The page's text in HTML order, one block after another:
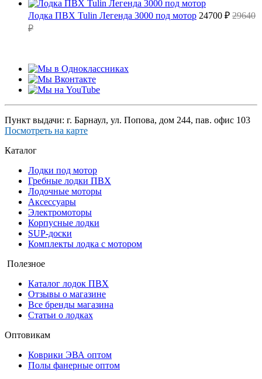
Лодка ПВХ Tulin Легенда 3000 под мотор 24700 ₽ 29640
₽
Пункт выдачи: г. Барнаул, ул. Попова, дом 244, пав. офис 103
Посмотреть на карте
Каталог
Лодки под мотор
Гребные лодки ПВХ
Лодочные моторы
Аксессуары
Электромоторы
Корпусные лодки
SUP-доски
Комплекты лодка с мотором
Полезное
Каталог лодок ПВХ
Отзывы о магазине
Все бренды магазина
Статьи о лодках
Оптовикам
Коврики ЭВА оптом
Полы фанерные оптом